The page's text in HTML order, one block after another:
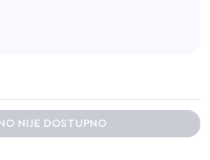
NIJE DOSTUPNO